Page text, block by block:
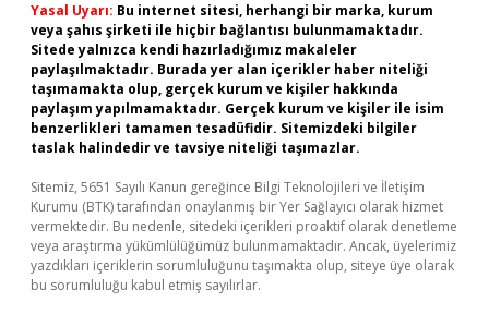
Yasal Uyarı: Bu internet sitesi, herhangi bir marka, kurum
veya şahıs şirketi ile hiçbir bağlantısı bulunmamaktadır.
Sitede yalnızca kendi hazırladığımız makaleler
paylaşılmaktadır. Burada yer alan içerikler haber niteliği
taşımamakta olup, gerçek kurum ve kişiler hakkında
paylaşım yapılmamaktadır. Gerçek kurum ve kişiler ile isim
benzerlikleri tamamen tesadüfidir. Sitemizdeki bilgiler
taslak halindedir ve tavsiye niteliği taşımazlar.
Sitemiz, 5651 Sayılı Kanun gereğince Bilgi Teknolojileri ve İletişim
Kurumu (BTK) tarafından onaylanmış bir Yer Sağlayıcı olarak hizmet
vermektedir. Bu nedenle, sitedeki içerikleri proaktif olarak denetleme
veya araştırma yükümlülüğümüz bulunmamaktadır. Ancak, üyelerimiz
yazdıkları içeriklerin sorumluluğunu taşımakta olup, siteye üye olarak
bu sorumluluğu kabul etmiş sayılırlar.